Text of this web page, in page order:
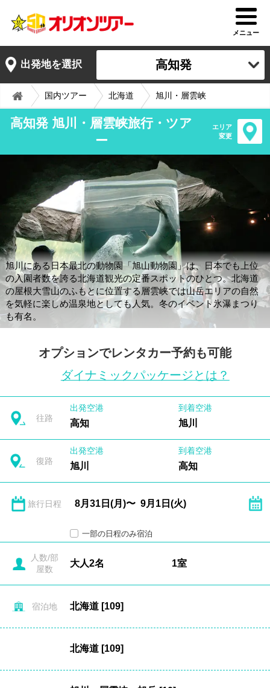
メニュー
出発地を選択 高知発
国内ツアー 北海道 旭川・層雲峡
高知発 旭川・層雲峡旅行・ツア
ー
エリア
変更
旭川にある日本最北の動物園「旭山動物園」は、日本でも上位
の入園者数を誇る北海道観光の定番スポットのひとつ。北海道
の屋根大雪山のふもとに位置する層雲峡では山岳エリアの自然
を気軽に楽しめ温泉地としても人気。冬のイベント氷瀑まつり
も有名。
オプションでレンタカー予約も可能
ダイナミックパッケージとは？
往路
出発空港
高知
到着空港
旭川
復路
出発空港
旭川
到着空港
高知
旅行日程
一部の日程のみ宿泊
人数/部
屋数
宿泊地